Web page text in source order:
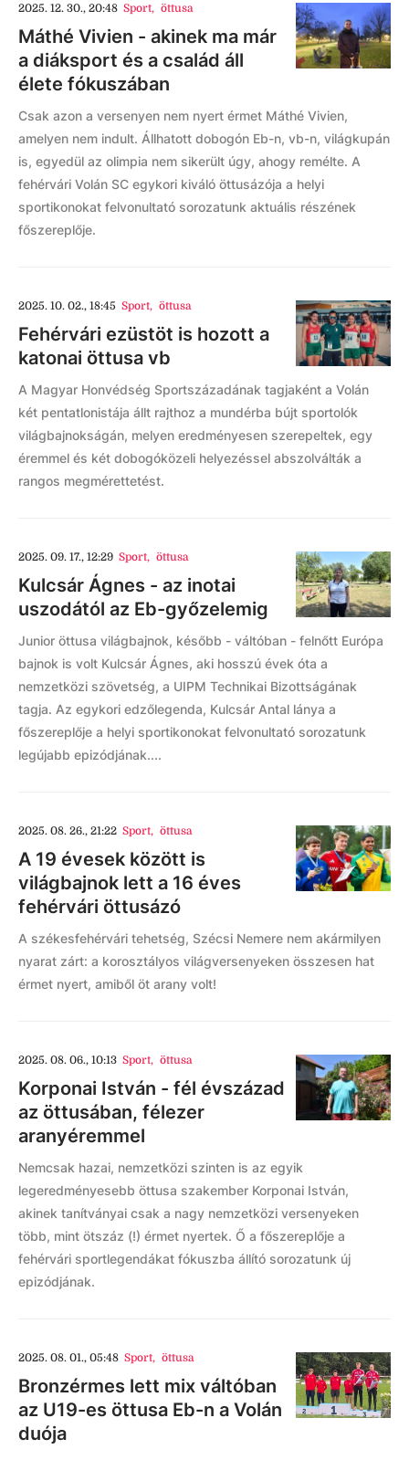
2025. 12. 30., 20:48 Sport, öttusa
Máthé Vivien - akinek ma már
a diáksport és a család áll
élete fókuszában
Csak azon a versenyen nem nyert érmet Máthé Vivien,
amelyen nem indult. Állhatott dobogón Eb-n, vb-n, világkupán
is, egyedül az olimpia nem sikerült úgy, ahogy remélte. A
fehérvári Volán SC egykori kiváló öttusázója a helyi
sportikonokat felvonultató sorozatunk aktuális részének
főszereplője.
2025. 10. 02., 18:45 Sport, öttusa
Fehérvári ezüstöt is hozott a
katonai öttusa vb
A Magyar Honvédség Sportszázadának tagjaként a Volán
két pentatlonistája állt rajthoz a mundérba bújt sportolók
világbajnokságán, melyen eredményesen szerepeltek, egy
éremmel és két dobogóközeli helyezéssel abszolválták a
rangos megmérettetést.
2025. 09. 17., 12:29 Sport, öttusa
Kulcsár Ágnes - az inotai
uszodától az Eb-győzelemig
Junior öttusa világbajnok, később - váltóban - felnőtt Európa
bajnok is volt Kulcsár Ágnes, aki hosszú évek óta a
nemzetközi szövetség, a UIPM Technikai Bizottságának
tagja. Az egykori edzőlegenda, Kulcsár Antal lánya a
főszereplője a helyi sportikonokat felvonultató sorozatunk
legújabb epizódjának....
2025. 08. 26., 21:22 Sport, öttusa
A 19 évesek között is
világbajnok lett a 16 éves
fehérvári öttusázó
A székesfehérvári tehetség, Szécsi Nemere nem akármilyen
nyarat zárt: a korosztályos világversenyeken összesen hat
érmet nyert, amiből öt arany volt!
2025. 08. 06., 10:13 Sport, öttusa
Korponai István - fél évszázad
az öttusában, félezer
aranyéremmel
Nemcsak hazai, nemzetközi szinten is az egyik
legeredményesebb öttusa szakember Korponai István,
akinek tanítványai csak a nagy nemzetközi versenyeken
több, mint ötszáz (!) érmet nyertek. Ő a főszereplője a
fehérvári sportlegendákat fókuszba állító sorozatunk új
epizódjának.
2025. 08. 01., 05:48 Sport, öttusa
Bronzérmes lett mix váltóban
az U19-es öttusa Eb-n a Volán
duója